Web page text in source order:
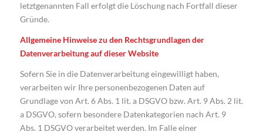
letztgenannten Fall erfolgt die Löschung nach Fortfall dieser
Gründe.
Allgemeine Hinweise zu den Rechtsgrundlagen der
Datenverarbeitung auf dieser Website
Sofern Sie in die Datenverarbeitung eingewilligt haben,
verarbeiten wir Ihre personenbezogenen Daten auf
Grundlage von Art. 6 Abs. 1 lit. a DSGVO bzw. Art. 9 Abs. 2 lit.
a DSGVO, sofern besondere Datenkategorien nach Art. 9
Abs. 1 DSGVO verarbeitet werden. Im Falle einer